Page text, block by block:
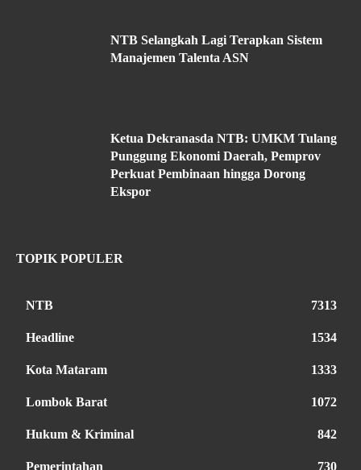
NTB Selangkah Lagi Terapkan Sistem
Manajemen Talenta ASN
Ketua Dekranasda NTB: UMKM Tulang
Punggung Ekonomi Daerah, Pemprov
Perkuat Pembinaan hingga Dorong
Ekspor
TOPIK POPULER
NTB 7313
Headline 1534
Kota Mataram 1333
Lombok Barat 1072
Hukum & Kriminal 842
Pemerintahan 730